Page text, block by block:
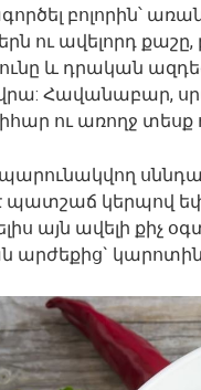
բոլորին՝
ու ավելորդ քաշը,
և դրական
Հավանաբար,
ու առողջ տեսք
պատշաճ կերպով
այն ավելի քիչ
արժեքից`